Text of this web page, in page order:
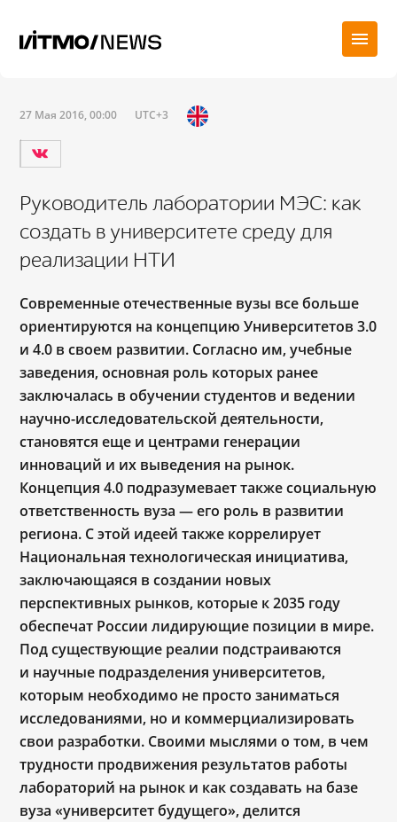
27 Мая 2016, 00:00 UTC+3
Руководитель лаборатории МЭС: как
создать в университете среду для
реализации НТИ
Современные отечественные вузы все больше
ориентируются на концепцию Университетов 3.0
и 4.0 в своем развитии. Согласно им, учебные
заведения, основная роль которых ранее
заключалась в обучении студентов и ведении
научно-исследовательской деятельности,
становятся еще и центрами генерации
инноваций и их выведения на рынок.
Концепция 4.0 подразумевает также социальную
ответственность вуза — его роль в развитии
региона. С этой идеей также коррелирует
Национальная технологическая инициатива,
заключающаяся в создании новых
перспективных рынков, которые к 2035 году
обеспечат России лидирующие позиции в мире.
Под существующие реалии подстраиваются
и научные подразделения университетов,
которым необходимо не просто заниматься
исследованиями, но и коммерциализировать
свои разработки. Своими мыслями о том, в чем
трудности продвижения результатов работы
лабораторий на рынок и как создавать на базе
вуза «университет будущего», делится